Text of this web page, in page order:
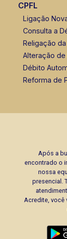
CPFL
Ligação
Consulta a
Religação
Alteração
Débito
Reforma de
Após a
encontrado o
nossa
presencial.
Acredite, você